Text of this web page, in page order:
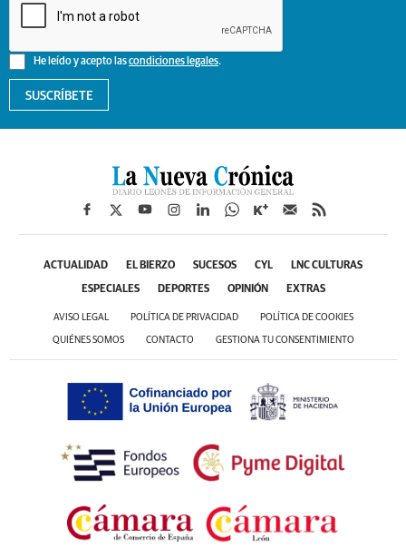
He leído y acepto lascondiciones legales.
SUSCRÍBETE
ACTUALIDAD EL BIERZO SUCESOS CYL LNC CULTURAS
ESPECIALES DEPORTES OPINIÓN EXTRAS
AVISO LEGAL POLÍTICA DE PRIVACIDAD POLÍTICA DE COOKIES
QUIÉNES SOMOS CONTACTO GESTIONA TU CONSENTIMIENTO